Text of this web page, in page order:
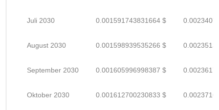
Juli 2030 0.001591743831664 $
August 2030 0.001598939535266 $
September 2030 0.001605996998387 $
Oktober 2030 0.001612700230833 $